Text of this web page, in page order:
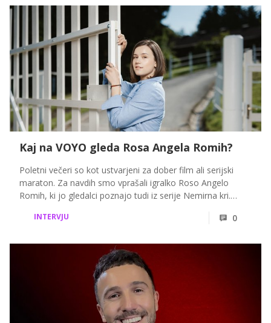
Kaj na VOYO gleda Rosa Angela Romih?
Poletni večeri so kot ustvarjeni za dober film ali serijski
maraton. Za navdih smo vprašali igralko Roso Angelo
Romih, ki jo gledalci poznajo tudi iz serije Nemirna kri.
se vedno znova vrača prav k tem zgodbam.
INTERVJU 0